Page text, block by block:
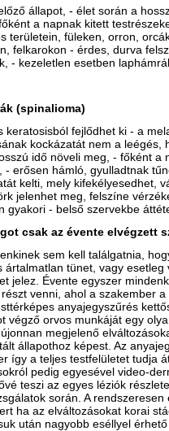
állapot, - élet során a
a napnak kitett
területein, füleken, orron,
felkarokon - érdes, durva
- kezeletlen esetben
(spinalioma)
keratosisból fejlődhet ki - a
kockázatát nem a leégés,
idő növeli meg, - főként a
- erősen hámló, gyulladtnak
kelti, mely kifekélyesedhet,
jelenhet meg, felszíne
gyakori - belső szervekbe
csak az évente elvégzett
sem kell találgatnia,
ártalmatlan tünet, vagy esetleg
jelez. Évente egyszer
venni, ahol a szakember
anyajegyszűrés
végző orvos munkáját egy
megjelenő
állapothoz képest. Az
így a teljes testfelületet tudja
pedig egyesével video-
teszi az egyes léziók
során. A
ha az elváltozásokat korai
után nagyobb eséllyel